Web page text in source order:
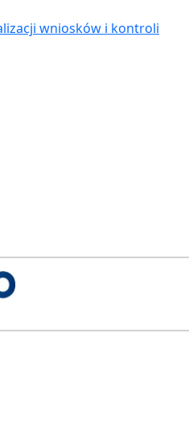
wniosków i kontroli